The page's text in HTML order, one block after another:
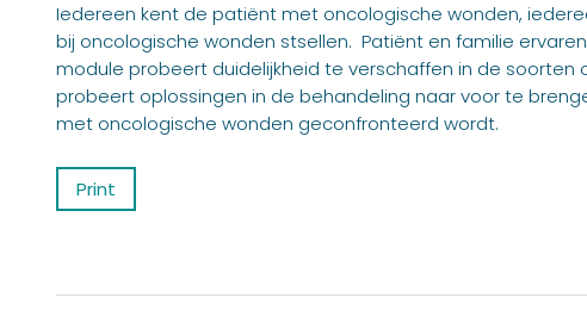
Iedereen kent de patiënt met oncologische wonden,
bij oncologische wonden stsellen. Patiënt en familie
module probeert duidelijkheid te verschaffen in de
probeert oplossingen in de behandeling naar voor te
met oncologische wonden geconfronteerd wordt.
Print